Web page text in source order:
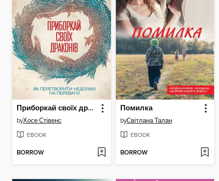
Приборкай своїх драконів
byХосе Стівенс
EBOOK
BORROW
Помилка
byСвітлана Талан
EBOOK
BORROW